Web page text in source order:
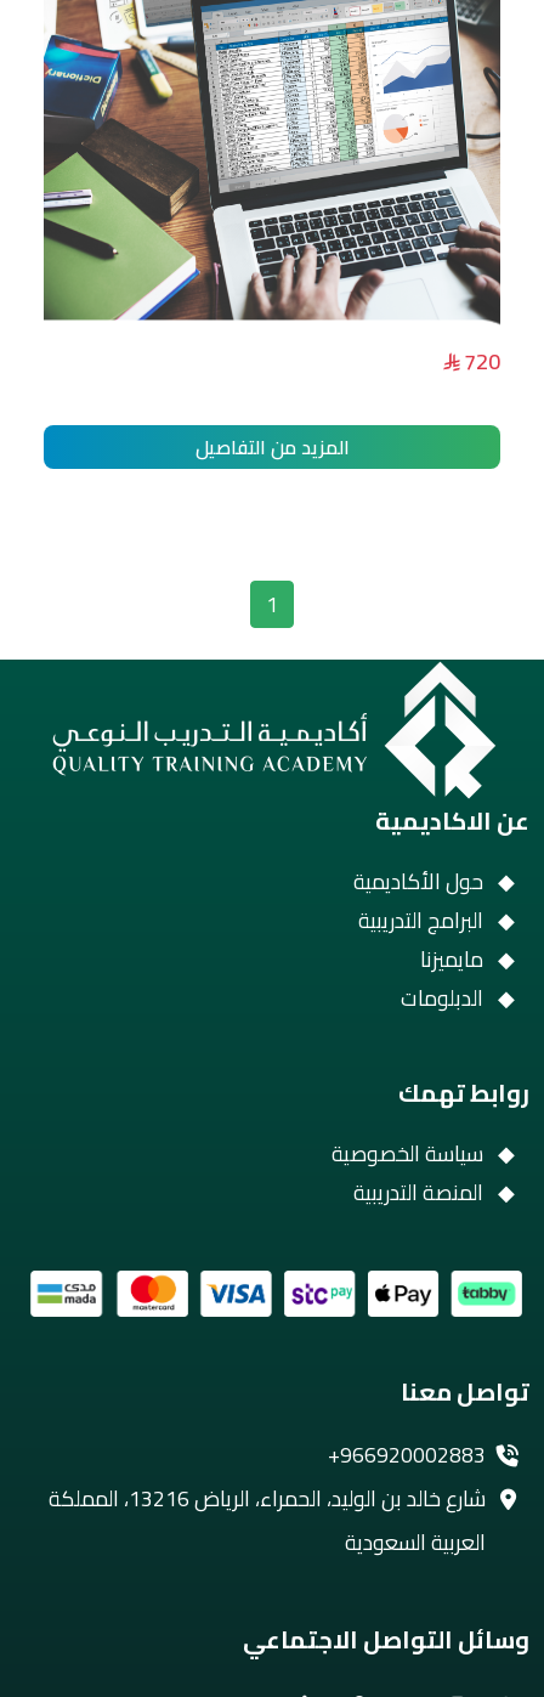
720
المزيد من التفاصيل
1
عن الاكاديمية
حول الأكاديمية
البرامج التدريبية
مايميزنا
الدبلومات
روابط تهمك
سياسة الخصوصية
المنصة التدريبية
تواصل معنا
+966920002883
شارع خالد بن الوليد، الحمراء، الرياض 13216، المملكة
العربية السعودية
وسائل التواصل الاجتماعي